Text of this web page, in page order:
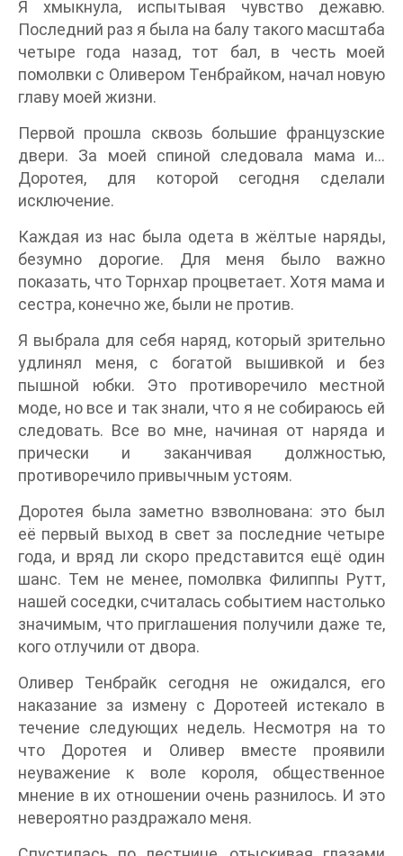
Я хмыкнула, испытывая чувство дежавю.
Последний раз я была на балу такого масштаба
четыре года назад, тот бал, в честь моей
помолвки с Оливером Тенбрайком, начал новую
главу моей жизни.
Первой прошла сквозь большие французские
двери. За моей спиной следовала мама и…
Доротея, для которой сегодня сделали
исключение.
Каждая из нас была одета в жёлтые наряды,
безумно дорогие. Для меня было важно
показать, что Торнхар процветает. Хотя мама и
сестра, конечно же, были не против.
Я выбрала для себя наряд, который зрительно
удлинял меня, с богатой вышивкой и без
пышной юбки. Это противоречило местной
моде, но все и так знали, что я не собираюсь ей
следовать. Все во мне, начиная от наряда и
прически и заканчивая должностью,
противоречило привычным устоям.
Доротея была заметно взволнована: это был
её первый выход в свет за последние четыре
года, и вряд ли скоро представится ещё один
шанс. Тем не менее, помолвка Филиппы Рутт,
нашей соседки, считалась событием настолько
значимым, что приглашения получили даже те,
кого отлучили от двора.
Оливер Тенбрайк сегодня не ожидался, его
наказание за измену с Доротеей истекало в
течение следующих недель. Несмотря на то
что Доротея и Оливер вместе проявили
неуважение к воле короля, общественное
мнение в их отношении очень разнилось. И это
невероятно раздражало меня.